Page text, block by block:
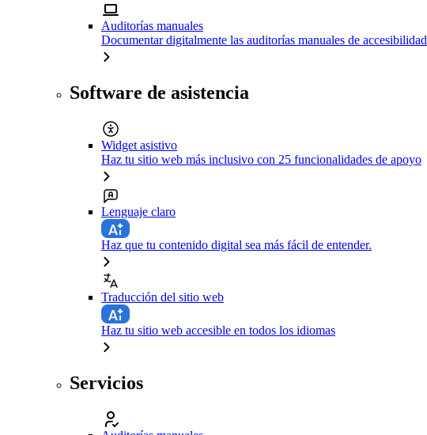
Auditorías manuales
Documentar digitalmente las auditorías manuales de accesibilidad
Software de asistencia
Widget asistivo
Haz tu sitio web más inclusivo con 25 funcionalidades de apoyo
Lenguaje claro
Haz que tu contenido digital sea más fácil de entender.
Traducción del sitio web
Haz tu sitio web accesible en todos los idiomas
Servicios